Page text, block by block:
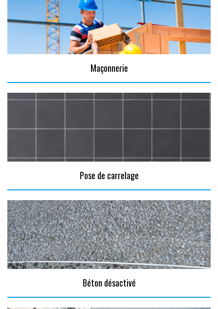
Maçonnerie
Pose de carrelage
Béton désactivé